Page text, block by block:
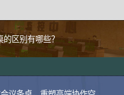
的区别有哪些？